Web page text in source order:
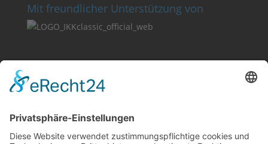
Mit freundlicher Unterstützung von